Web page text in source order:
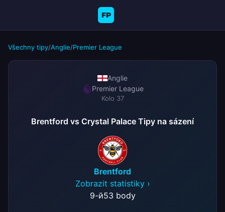
FP
Všechny tipy/Anglie/Premier League
Anglie
Premier League
Kolo 37
Brentford vs Crystal Palace Tipy na sázení
Brentford
Zobrazit statistiky ›
9-й53 body